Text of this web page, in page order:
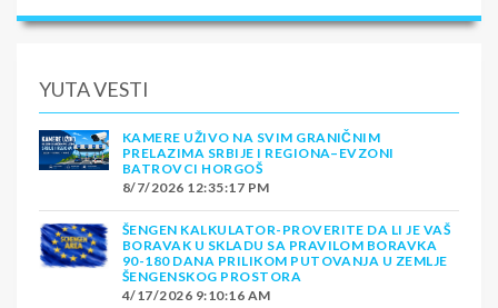
YUTA VESTI
KAMERE UŽIVO NA SVIM GRANIČNIM
PRELAZIMA SRBIJE I REGIONA–EVZONI
BATROVCI HORGOŠ
8/7/2026 12:35:17 PM
ŠENGEN KALKULATOR-PROVERITE DA LI JE VAŠ
BORAVAK U SKLADU SA PRAVILOM BORAVKA
90-180 DANA PRILIKOM PUTOVANJA U ZEMLJE
ŠENGENSKOG PROSTORA
4/17/2026 9:10:16 AM